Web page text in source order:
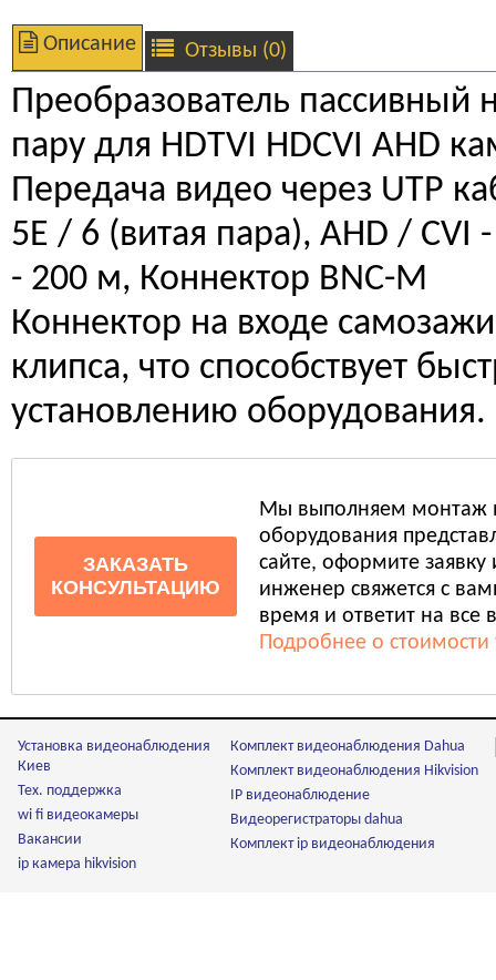
Описание Отзывы (0)
Преобразователь пассивный
пару для HDTVI HDCVI AHD
Передача видео через UTP
5E / 6 (витая пара), AHD / CVI
- 200 м, Коннектор BNC-M
Коннектор на входе
клипса, что способствует
установлению оборудования.
ЗАКАЗАТЬ
КОНСУЛЬТАЦИЮ
Мы выполняем монтаж
оборудования
сайте, оформите
инженер свяжется с
время и ответит на все
Подробнее о стоимости
Установка видеонаблюдения
Киев
Тех. поддержка
wi fi видеокамеры
Вакансии
ip камера hikvision
Комплект видеонаблюдения Dahua
Комплект видеонаблюдения Hikvision
IP видеонаблюдение
Видеорегистраторы dahua
Комплект ip видеонаблюдения